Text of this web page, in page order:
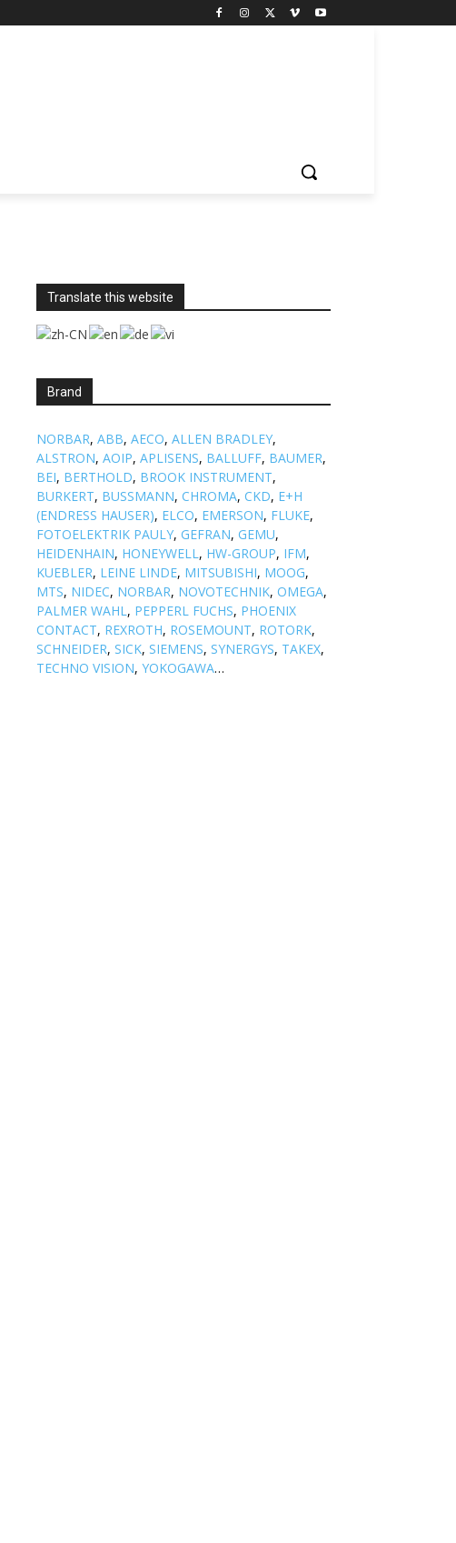
Translate this website
Brand
NORBAR, ABB, AECO, ALLEN BRADLEY,
ALSTRON, AOIP, APLISENS, BALLUFF, BAUMER,
BEI, BERTHOLD, BROOK INSTRUMENT,
BURKERT, BUSSMANN, CHROMA, CKD, E+H
(ENDRESS HAUSER), ELCO, EMERSON, FLUKE,
FOTOELEKTRIK PAULY, GEFRAN, GEMU,
HEIDENHAIN, HONEYWELL , HW-GROUP, IFM,
KUEBLER, LEINE LINDE, MITSUBISHI, MOOG,
MTS, NIDEC, NORBAR, NOVOTECHNIK, OMEGA,
PALMER WAHL , PEPPERL FUCHS, PHOENIX
CONTACT, REXROTH, ROSEMOUNT, ROTORK,
SCHNEIDER, SICK, SIEMENS, SYNERGYS, TAKEX,
TECHNO VISION, YOKOGAWA…